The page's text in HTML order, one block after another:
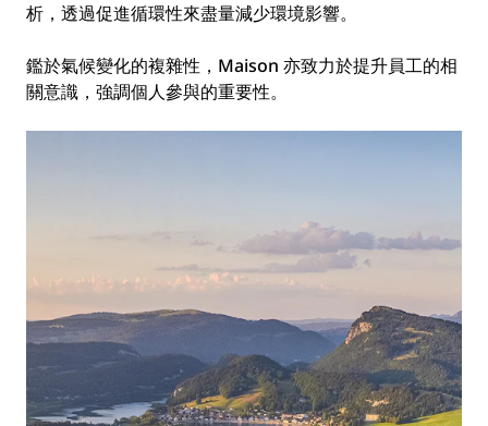
析，透過促進循環性來盡量減少環境影響。
鑑於氣候變化的複雜性，Maison 亦致力於提升員工的相
關意識，強調個人參與的重要性。